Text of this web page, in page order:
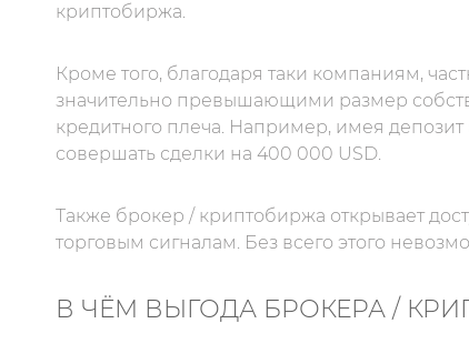
криптобиржа.
Кроме того, благодаря таки компаниям,
значительно превышающими размер
кредитного плеча. Например, имея
совершать сделки на 400 000 USD.
Также брокер / криптобиржа открывает
торговым сигналам. Без всего этого
В ЧЁМ ВЫГОДА БРОКЕРА /